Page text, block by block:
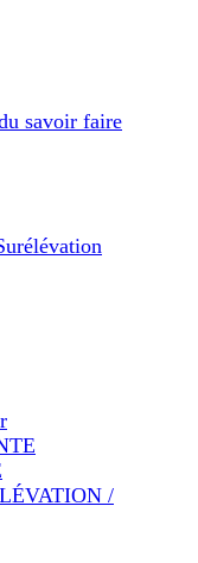
savoir faire
/